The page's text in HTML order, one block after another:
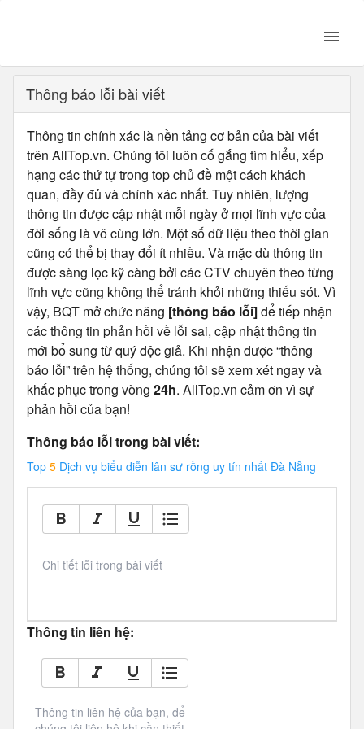
Thông báo lỗi bài viết
Thông tin chính xác là nền tảng cơ bản của bài viết
trên AllTop.vn. Chúng tôi luôn cố gắng tìm hiểu, xếp
hạng các thứ tự trong top chủ đề một cách khách
quan, đầy đủ và chính xác nhất. Tuy nhiên, lượng
thông tin được cập nhật mỗi ngày ở mọi lĩnh vực của
đời sống là vô cùng lớn. Một số dữ liệu theo thời gian
cũng có thể bị thay đổi ít nhiều. Và mặc dù thông tin
được sàng lọc kỹ càng bởi các CTV chuyên theo từng
lĩnh vực cũng không thể tránh khỏi những thiếu sót. Vì
vậy, BQT mở chức năng [thông báo lỗi]để tiếp nhận
các thông tin phản hồi về lỗi sai, cập nhật thông tin
mới bổ sung từ quý độc giả. Khi nhận được “thông
báo lỗi” trên hệ thống, chúng tôi sẽ xem xét ngay và
khắc phục trong vòng 24h. AllTop.vn cảm ơn vì sự
phản hồi của bạn!
Thông báo lỗi trong bài viết:
Top 5 Dịch vụ biểu diễn lân sư rồng uy tín nhất Đà Nẵng
Chi tiết lỗi trong bài viết
Thông tin liên hệ:
Thông tin liên hệ của bạn, để